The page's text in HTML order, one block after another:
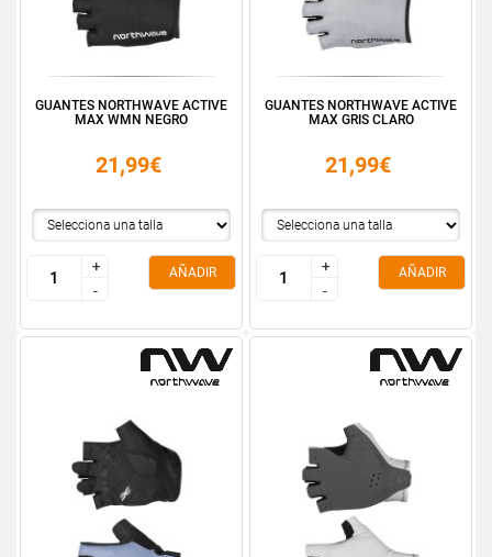
GUANTES NORTHWAVE ACTIVE
MAX WMN NEGRO
21,99€
+
-
+
-
AÑADIR
GUANTES NORTHWAVE ACTIVE
MAX GRIS CLARO
21,99€
+
-
+
-
AÑADIR